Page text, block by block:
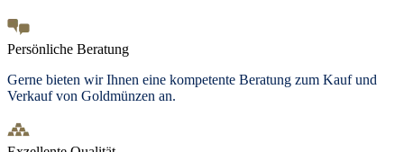
Persönliche Beratung
Gerne bieten wir Ihnen eine kompetente Beratung zum Kauf und
Verkauf von Goldmünzen an.